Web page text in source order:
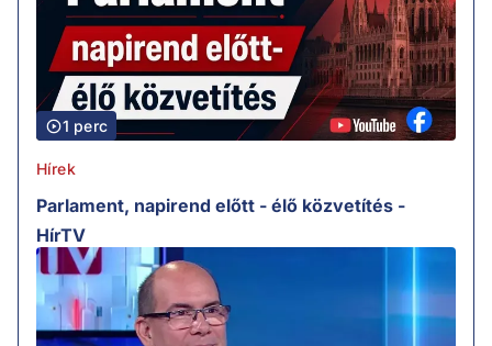
1 perc
Hírek
Parlament, napirend előtt - élő közvetítés -
HírTV